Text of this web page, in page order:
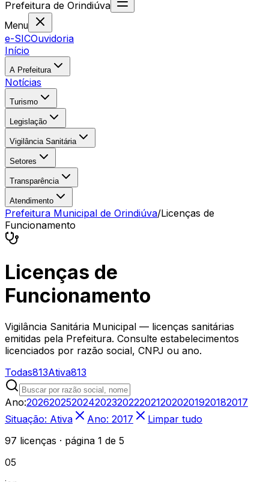
Prefeitura de Orindiúva
Menu
e-SICOuvidoria
Início
A Prefeitura
Notícias
Turismo
Legislação
Vigilância Sanitária
Setores
Transparência
Atendimento
Prefeitura Municipal de Orindiúva/Licenças de
Funcionamento
Licenças de
Funcionamento
Vigilância Sanitária Municipal — licenças sanitárias
emitidas pela Prefeitura. Consulte estabelecimentos
licenciados por razão social, CNPJ ou ano.
Todas813Ativa813
Ano:2026202520242023202220212020201920182017
Situação: Ativa
Ano: 2017
Limpar tudo
97 licenças · página 1 de 5
05